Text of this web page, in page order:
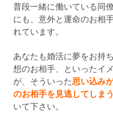
普段一緒に働いている同
にも、意外と運命のお相
れています。
あなたも婚活に夢をお持
想のお相手、といったイ
が、そういった思い込み
のお相手を見逃してしま
いて下さい。